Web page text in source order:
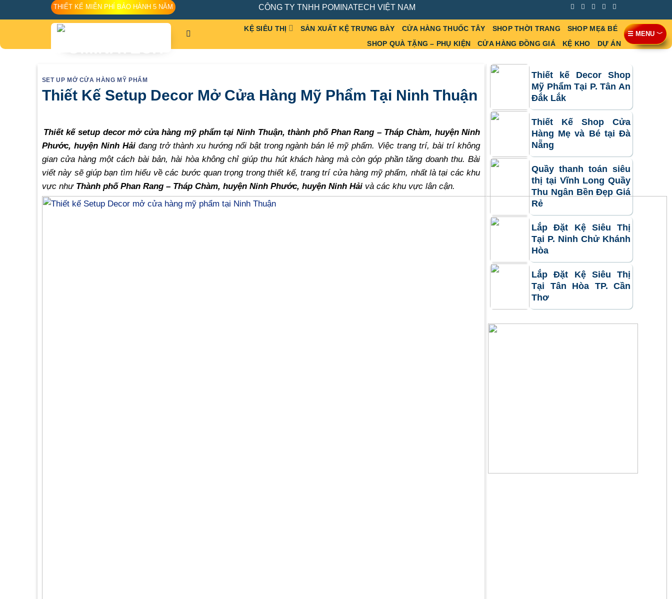
to
THIẾT KẾ MIỄN PHÍ BẢO HÀNH 5 NĂM CÔNG TY TNHH POMINATECH VIỆT NAM
KỆ SIÊU THỊ SẢN XUẤT KỆ TRƯNG BÀY CỬA HÀNG THUỐC TÂY SHOP THỜI TRANG
SHOP MẸ& BÉ
SHOP QUÀ TẶNG – PHỤ KIỆN
CỬA HÀNG ĐỒNG GIÁ KỆ KHO DỰ ÁN
SET UP MỞ CỬA HÀNG MỸ PHẨM
Thiết Kế Setup Decor Mở Cửa Hàng Mỹ Phẩm Tại Ninh Thuận
Thiết kế setup decor mở cửa hàng mỹ phẩm tại Ninh Thuận, thành phố Phan Rang – Tháp Chàm, huyện Ninh
Phước, huyện Ninh Hảiđang trở thành xu hướng nổi bật trong ngành bán lẻ mỹ phẩm. Việc trang trí, bài trí không
gian cửa hàng một cách bài bản, hài hòa không chỉ giúp thu hút khách hàng mà còn góp phần tăng doanh thu. Bài
viết này sẽ giúp bạn tìm hiểu về các bước quan trọng trong thiết kế, trang trí cửa hàng mỹ phẩm, nhất là tại các khu
vực như Thành phố Phan Rang – Tháp Chàm, huyện Ninh Phước, huyện Ninh Hảivà các khu vực lân cận.
Thiết kế Decor Shop
Mỹ Phẩm Tại P. Tân An
Đắk Lắk
Thiết Kế Shop Cửa
Hàng Mẹ và Bé tại Đà
Nẵng
Quầy thanh toán siêu
thị tại Vĩnh Long Quầy
Thu Ngân Bền Đẹp Giá
Rẻ
Lắp Đặt Kệ Siêu Thị
Tại P. Ninh Chử Khánh
Hòa
Lắp Đặt Kệ Siêu Thị
Tại Tân Hòa TP. Cần
Thơ
☰ MENU ﹀